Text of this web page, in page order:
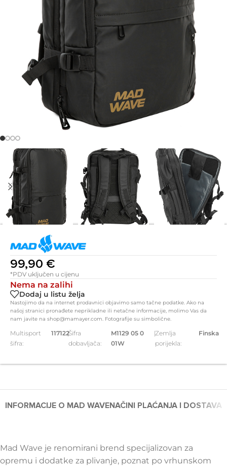
99,90 €
*PDV uključen u cijenu
Nema na zalihi
Dodaj u listu želja
Nastojimo da na internet prodavnici objavimo samo tačne podatke. Ako na
našoj stranici pronađete neprikladne ili netačne informacije, molimo Vas da
nam javite na shop@mamayer.com. Fotografije su simbolične.
Multisport
šifra:
117122
|Šifra
dobavljača:
M1129 05 0
01W
|Zemlja
porijekla:
Finska
INFORMACIJE O MAD WAVENAČINI PLAĆANJA I DOSTAVA
Mad Wave je renomirani brend specijalizovan za
opremu i dodatke za plivanje, poznat po vrhunskom